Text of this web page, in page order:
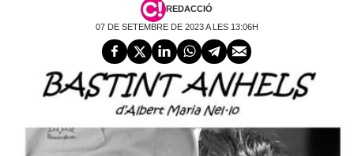
REDACCIÓ
07 DE SETEMBRE DE 2023 A LES 13:06H